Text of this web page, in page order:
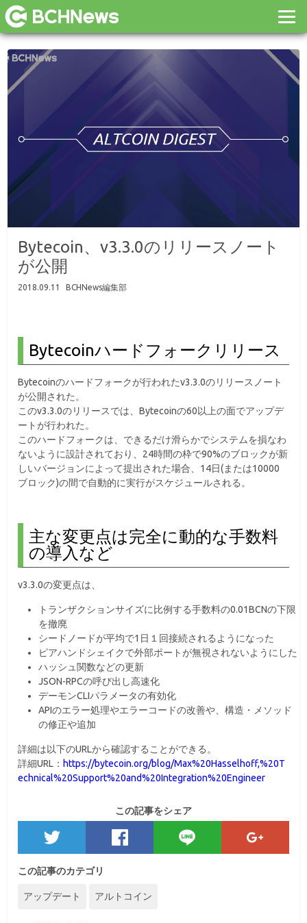
Bytecoin、v3.3.0のリリースノート
が公開
2018.09.11 BCHNews編集部
Bytecoinハードフォークリリース
Bytecoinのハードフォークが行われたv3.3.0のリリースノート
が公開された。
このv3.3.0のリリースでは、Bytecoinの60以上の面でアップデ
ートが行われた。
このハードフォークは、できるだけ滑らかでシステムを損なわ
ないように設計されており、24時間の枠で90%のブロックが新
しいバージョンによって提出された場合、14日(または10000
ブロック)の間で自動的に実行がスケジュールされる。
主な変更点は完全に動的な手数料
の導入など
v3.3.0の変更点は、
トランザクションサイズに比例する手数料の0.01BCNの下限
を撤廃
シードノードが平均で1日１回接続されるようになった
ピアハンドシェイクで外部ポートが無視されないようにした
ハッシュ関数などの更新
JSON-RPCの呼び出し高速化
デーモンCLIパラメータの有効化
APIのエラー処理やエラーコードの改善や、構造・メソッド
の修正や追加
詳細は以下のURLから確認することができる。
詳細URL： https://bytecoin.org/blog/Max%20Hasselhoff,%20T
echnical%20Support%20and%20Integration%20Engineer
この記事をシェア
この記事のカテゴリ
アップデート アルトコイン